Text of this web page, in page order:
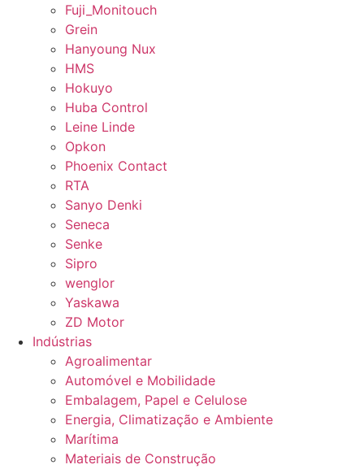
Fuji_Monitouch
Grein
Hanyoung Nux
HMS
Hokuyo
Huba Control
Leine Linde
Opkon
Phoenix Contact
RTA
Sanyo Denki
Seneca
Senke
Sipro
wenglor
Yaskawa
ZD Motor
Indústrias
Agroalimentar
Automóvel e Mobilidade
Embalagem, Papel e Celulose
Energia, Climatização e Ambiente
Marítima
Materiais de Construção